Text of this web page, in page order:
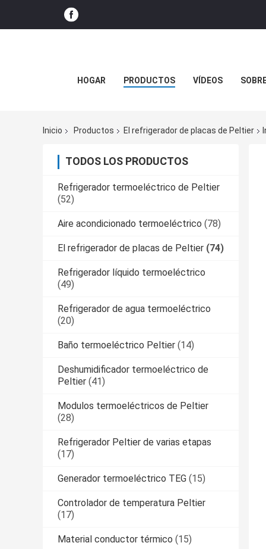
HOGAR PRODUCTOS VÍDEOS
Inicio Productos El refrigerador de placas de Peltier
TODOS LOS PRODUCTOS
Refrigerador termoeléctrico de Peltier
(52)
Aire acondicionado termoeléctrico (78)
El refrigerador de placas de Peltier (74)
Refrigerador líquido termoeléctrico
(49)
Refrigerador de agua termoeléctrico
(20)
Baño termoeléctrico Peltier (14)
Deshumidificador termoeléctrico de
Peltier (41)
Modulos termoeléctricos de Peltier
(28)
Refrigerador Peltier de varias etapas
(17)
Generador termoeléctrico TEG (15)
Controlador de temperatura Peltier
(17)
Material conductor térmico (15)